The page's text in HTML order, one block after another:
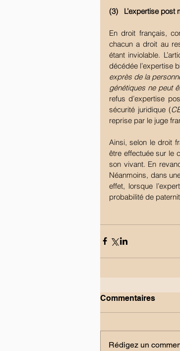
(3)   L’expertise
En droit français,
chacun a droit au
étant inviolable.
décédée l’expertise
exprès de la
génétiques ne peut
refus d’expertise
sécurité juridique (
reprise par le juge
Ainsi, selon le droit
être effectuée sur le
son vivant. En
Néanmoins, dans
effet, lorsque
probabilité de
Commentaires
Rédigez un